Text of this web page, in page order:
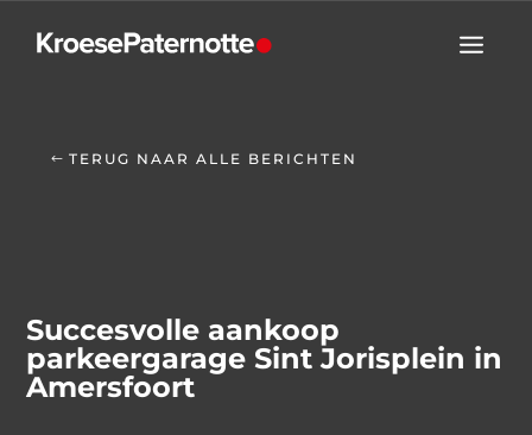
TERUG NAAR ALLE BERICHTEN
Succesvolle aankoop
parkeergarage Sint Jorisplein in
Amersfoort